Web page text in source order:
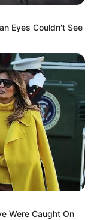
ΟΡΟΙ ΧΡΗΣΗΣ
Eyes Couldn't See
Were Caught On